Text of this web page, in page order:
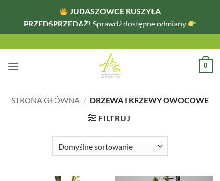
JUDASZOWCE RUSZYŁA
PRZEDSPRZEDAŻ! Sprawdź dostępne odmiany
zawartości
0
STRONA GŁÓWNA / DRZEWA I KRZEWY OWOCOWE
FILTRUJ